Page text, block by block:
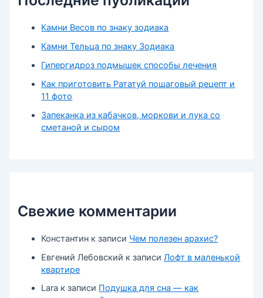
Камни Весов по знаку зодиака
Камни Тельца по знаку Зодиака
Гипергидроз подмышек способы лечения
Как приготовить Рататуй пошаговый рецепт и
11 фото
Запеканка из кабачков, моркови и лука со
сметаной и сыром
Свежие комментарии
Константин к записи Чем полезен арахис?
Евгений Лебовский к записиЛофт в маленькой
квартире
Lara к записи Подушка для сна — как